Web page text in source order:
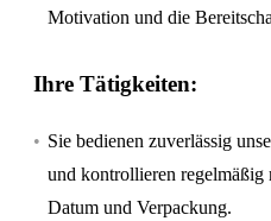
Motivation und die
Ihre Tätigkeiten:
Sie bedienen zuverlässig
und kontrollieren
Datum und Verpackung.